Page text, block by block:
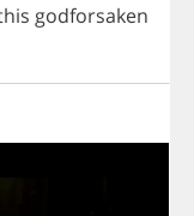
godforsaken